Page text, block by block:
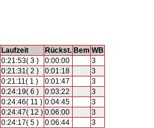
Laufzeit Rückst. Bem WB
0:21:53( 3 ) 0:00:00
3
0:21:31( 2 ) 0:01:18
3
0:21:11( 1 ) 0:01:47
3
0:24:19( 6 ) 0:03:22
3
0:24:46( 11 ) 0:04:45
3
0:24:47( 12 ) 0:06:00
3
0:24:17( 5 ) 0:06:44
3